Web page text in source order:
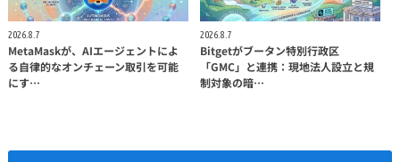
2026.8.7
MetaMaskが、AIエージェントによ
る自律的なオンチェーン取引を可能
にす…
2026.8.7
Bitgetがブータン特別行政区
「GMC」と連携：現地法人設立と規
制対象の暗…